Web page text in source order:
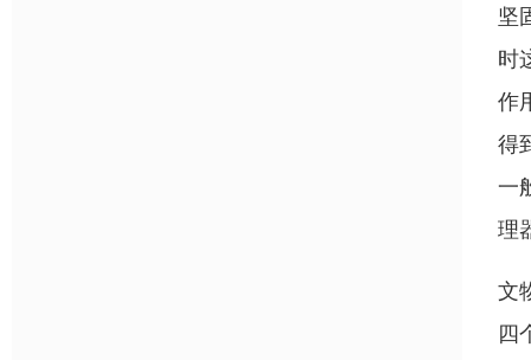
坚
时
作
得
一
理
文
四